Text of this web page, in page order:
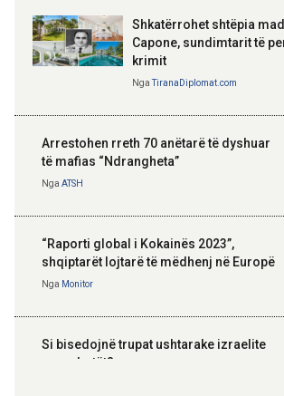
Shkatërrohet shtëpia
Capone, sundimtarit të
krimit
NgaTiranaDiplomat.com
Arrestohen rreth 70 anëtarë të dyshuar
të mafias “Ndrangheta”
Nga ATSH
“Raporti global i Kokainës 2023”,
shqiptarët lojtarë të mëdhenj në Europë
Nga Monitor
Si bisedojnë trupat ushtarake izraelite
me robotët?